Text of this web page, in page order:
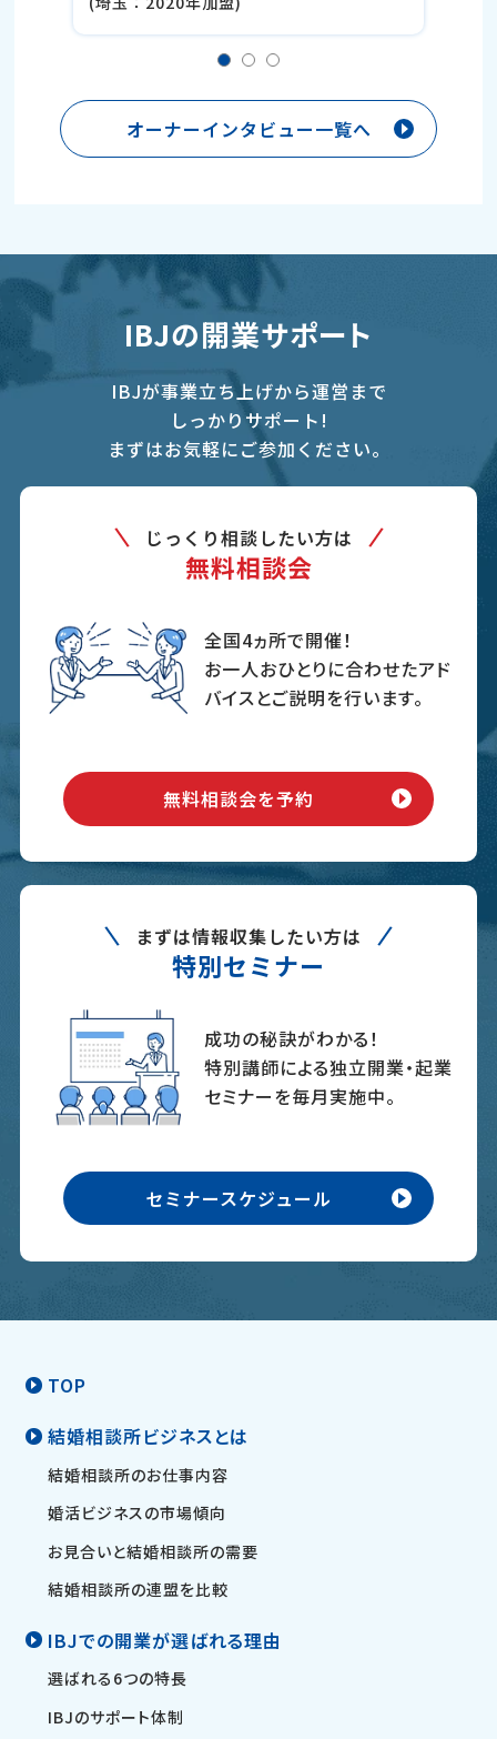
オーナーインタビュー一覧へ
IBJの開業サポート
IBJが事業立ち上げから運営まで
しっかりサポート!
まずはお気軽にご参加ください。
じっくり相談したい方は
無料相談会
全国4ヵ所で開催！
お一人おひとりに合わせたアド
バイスとご説明を行います。
無料相談会を予約
まずは情報収集したい方は
特別セミナー
成功の秘訣がわかる！
特別講師による独立開業・起業
セミナーを毎月実施中。
セミナースケジュール
TOP
結婚相談所ビジネスとは
結婚相談所のお仕事内容
婚活ビジネスの市場傾向
お見合いと結婚相談所の需要
結婚相談所の連盟を比較
IBJでの開業が選ばれる理由
選ばれる6つの特長
IBJのサポート体制